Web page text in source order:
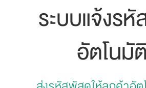
ระบบแจ้งร
อัตโนมัติ